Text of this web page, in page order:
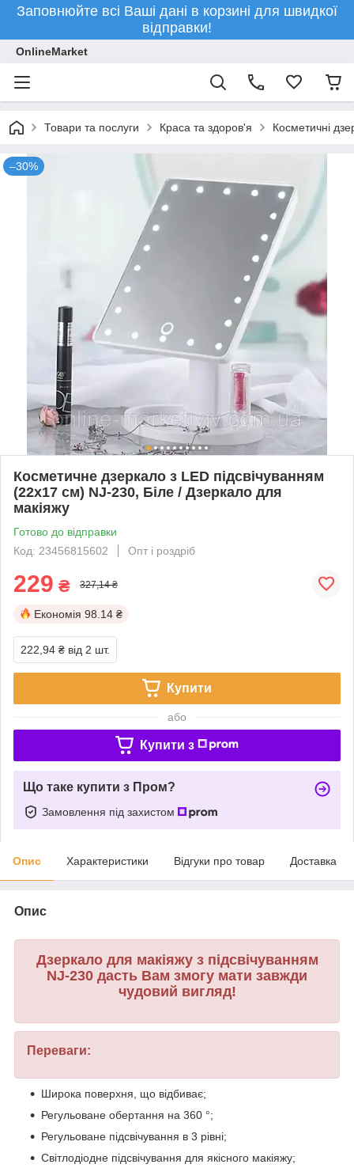
Заповнюйте всі Ваші дані в корзині для швидкої
відправки!
OnlineMarket
Товари та послуги Краса та здоров'я Косметичні
–30%
Косметичне дзеркало з LED підсвічуванням
(22x17 см) NJ-230, Біле / Дзеркало для
макіяжу
Готово до відправки
Код: 23456815602
Опт і роздріб
229 ₴ 327,14 ₴
Економія 98.14 ₴
222,94 ₴ від 2 шт.
Купити
або
Купити з
Що таке купити з Пром?
Замовлення під захистом
Опис Характеристики Відгуки про товар Доставка
Опис
Дзеркало для макіяжу з підсвічуванням
NJ-230 дасть Вам змогу мати завжди
чудовий вигляд!
Переваги:
Широка поверхня, що відбиває;
Регульоване обертання на 360 °;
Регульоване підсвічування в 3 рівні;
Світлодіодне підсвічування для якісного макіяжу;